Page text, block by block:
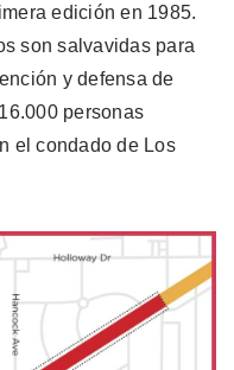
edición en 1985.
son salvavidas para
y defensa de
personas
el condado de Los